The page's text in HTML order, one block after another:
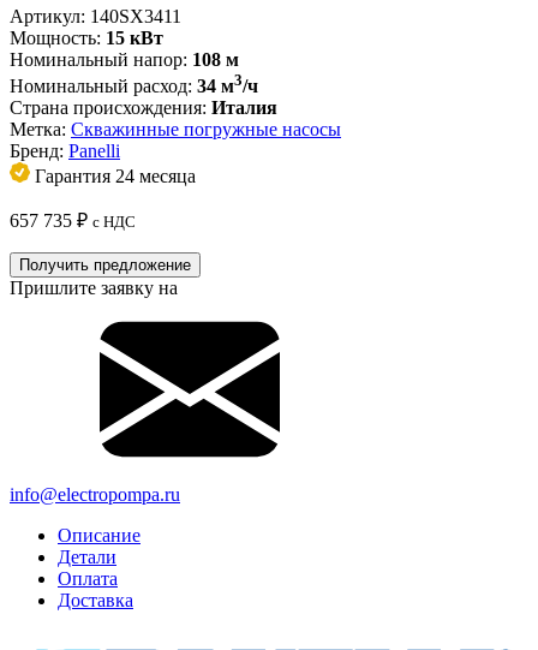
Артикул: 140SX3411
Мощность: 15 кВт
Номинальный напор: 108 м
Номинальный расход: 34 м3/ч
Страна происхождения: Италия
Метка: Скважинные погружные насосы
Бренд: Panelli
Гарантия 24 месяца
657 735 ₽ с НДС
Получить предложение
Пришлите заявку на
info@electropompa.ru
Описание
Детали
Оплата
Доставка